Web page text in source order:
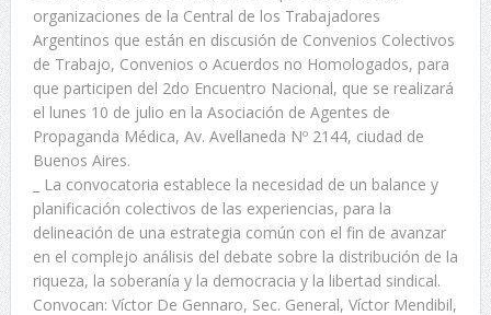
organizaciones de la Central de los Trabajadores
Argentinos que están en discusión de Convenios Colectivos
de Trabajo, Convenios o Acuerdos no Homologados, para
que participen del 2do Encuentro Nacional, que se realizará
el lunes 10 de julio en la Asociación de Agentes de
Propaganda Médica, Av. Avellaneda Nº 2144, ciudad de
Buenos Aires.
_ La convocatoria establece la necesidad de un balance y
planificación colectivos de las experiencias, para la
delineación de una estrategia común con el fin de avanzar
en el complejo análisis del debate sobre la distribución de la
riqueza, la soberanía y la democracia y la libertad sindical.
Convocan: Víctor De Gennaro, Sec. General, Víctor Mendibil,